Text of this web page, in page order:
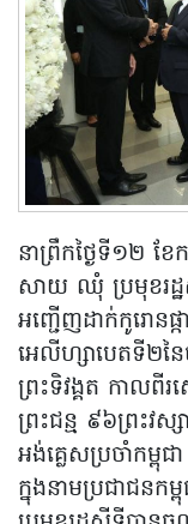
នាព្រឹកថ្ងៃទី១២ ខ
សាយ ឈុំ ប្រមុខរដ្ឋស្
អញ្ជើញដាក់កូរោនផ្
អេលីហ្សាបេតទី២ន
ព្រះទិវង្គត កាលពី
ព្រះជន្ម ៩៦ព្រះវស្
អង់គ្លេសប្រចាំកម្ពុ
ក្នុងនាមប្រជាជនកម្